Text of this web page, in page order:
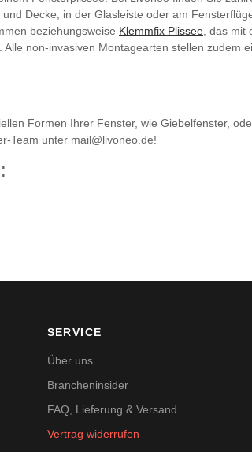
Decke, in der Glasleiste oder am
beziehungsweise Klemmfix Plissee , das
. Alle non-invasiven Montagearten stellen
Formen Ihrer Fenster, wie Giebelfenster,
Team unter mail@livoneo.de!
SERVICE
Über uns
Brancheninsider
FAQ, Lieferung & Versand
Vertrag widerrufen